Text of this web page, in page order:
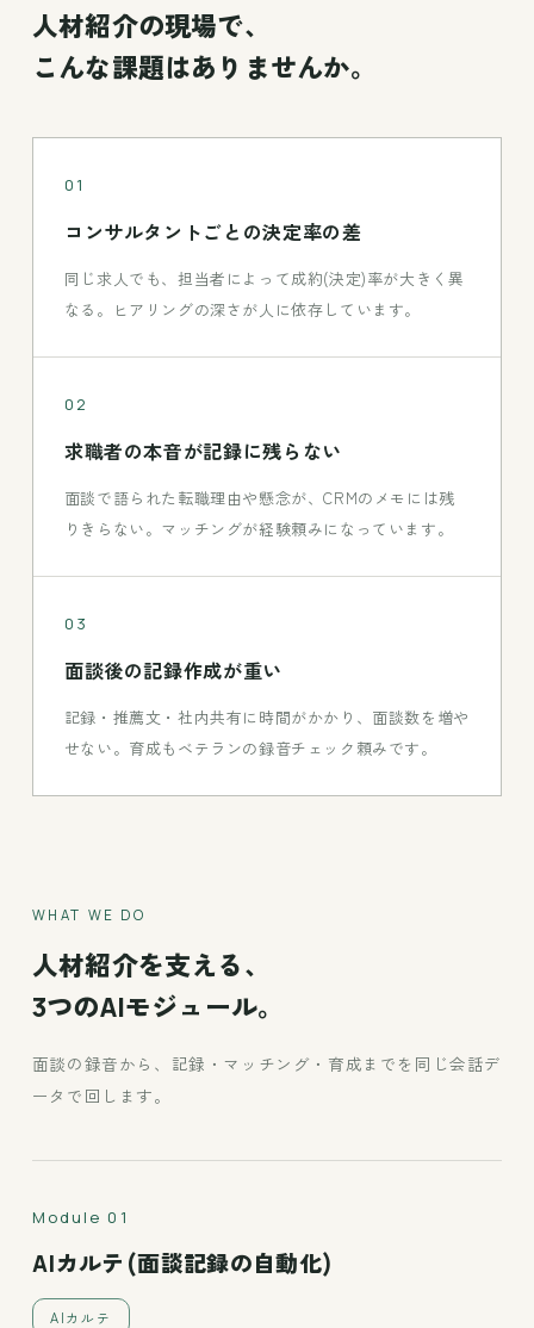
人材紹介の現場で、
こんな課題はありませんか。
01
コンサルタントごとの決定率の差
同じ求人でも、担当者によって成約(決定)率が大きく異
なる。ヒアリングの深さが人に依存しています。
02
求職者の本音が記録に残らない
面談で語られた転職理由や懸念が、CRMのメモには残
りきらない。マッチングが経験頼みになっています。
03
面談後の記録作成が重い
記録・推薦文・社内共有に時間がかかり、面談数を増や
せない。育成もベテランの録音チェック頼みです。
WHAT WE DO
人材紹介を支える、
3つのAIモジュール。
面談の録音から、記録・マッチング・育成までを同じ会話デ
ータで回します。
Module 01
AIカルテ(面談記録の自動化)
AIカルテ